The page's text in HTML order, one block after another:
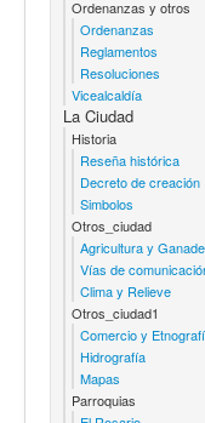
Ordenanzas y otros
Ordenanzas
Reglamentos
Resoluciones
Vicealcaldía
La Ciudad
Historia
Reseña histórica
Decreto de creación
Simbolos
Otros_ciudad
Agricultura y
Vías de
Clima y Relieve
Otros_ciudad1
Comercio y
Hidrografía
Mapas
Parroquias